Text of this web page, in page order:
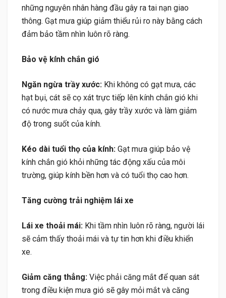
những nguyên nhân hàng đầu gây ra tai nạn giao
thông. Gạt mưa giúp giảm thiểu rủi ro này bằng cách
đảm bảo tầm nhìn luôn rõ ràng.
Bảo vệ kính chắn gió
Ngăn ngừa trầy xước: Khi không có gạt mưa, các
hạt bụi, cát sẽ cọ xát trực tiếp lên kính chắn gió khi
có nước mưa chảy qua, gây trầy xước và làm giảm
độ trong suốt của kính.
Kéo dài tuổi thọ của kính: Gạt mưa giúp bảo vệ
kính chắn gió khỏi những tác động xấu của môi
trường, giúp kính bền hơn và có tuổi thọ cao hơn.
Tăng cường trải nghiệm lái xe
Lái xe thoải mái: Khi tầm nhìn luôn rõ ràng, người lái
sẽ cảm thấy thoải mái và tự tin hơn khi điều khiển
xe.
Giảm căng thẳng: Việc phải căng mắt để quan sát
trong điều kiện mưa gió sẽ gây mỏi mắt và căng